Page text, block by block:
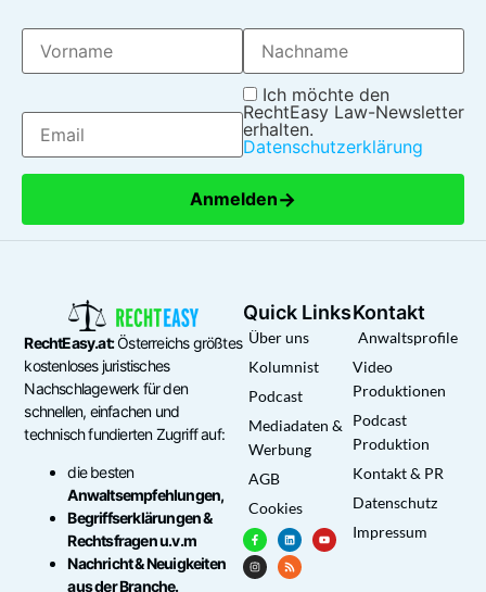
Ich möchte den
RechtEasy Law-Newsletter
erhalten.
Datenschutzerklärung
Anmelden→
RechtEasy.at:Österreichs größtes
kostenloses juristisches
Nachschlagewerk für den
schnellen, einfachen und
technisch fundierten Zugriff auf:
die besten
Anwaltsempfehlungen,
Begriffserklärungen &
Rechtsfragen u.v.m
Nachricht & Neuigkeiten
aus der Branche.
Quick Links
Über uns
Kolumnist
Podcast
Mediadaten &
Werbung
AGB
Cookies
Kontakt
Anwaltsprofile
Video
Produktionen
Podcast
Produktion
Kontakt & PR
Datenschutz
Impressum